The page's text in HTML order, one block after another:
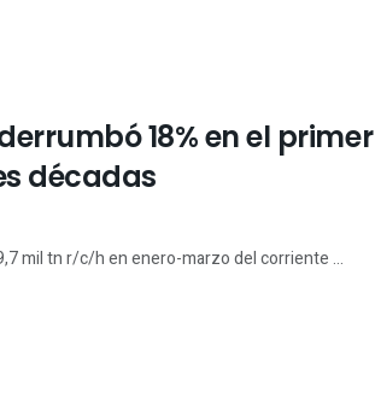
18% en el primer
décadas
mil tn r/c/h en enero-marzo del corriente ...